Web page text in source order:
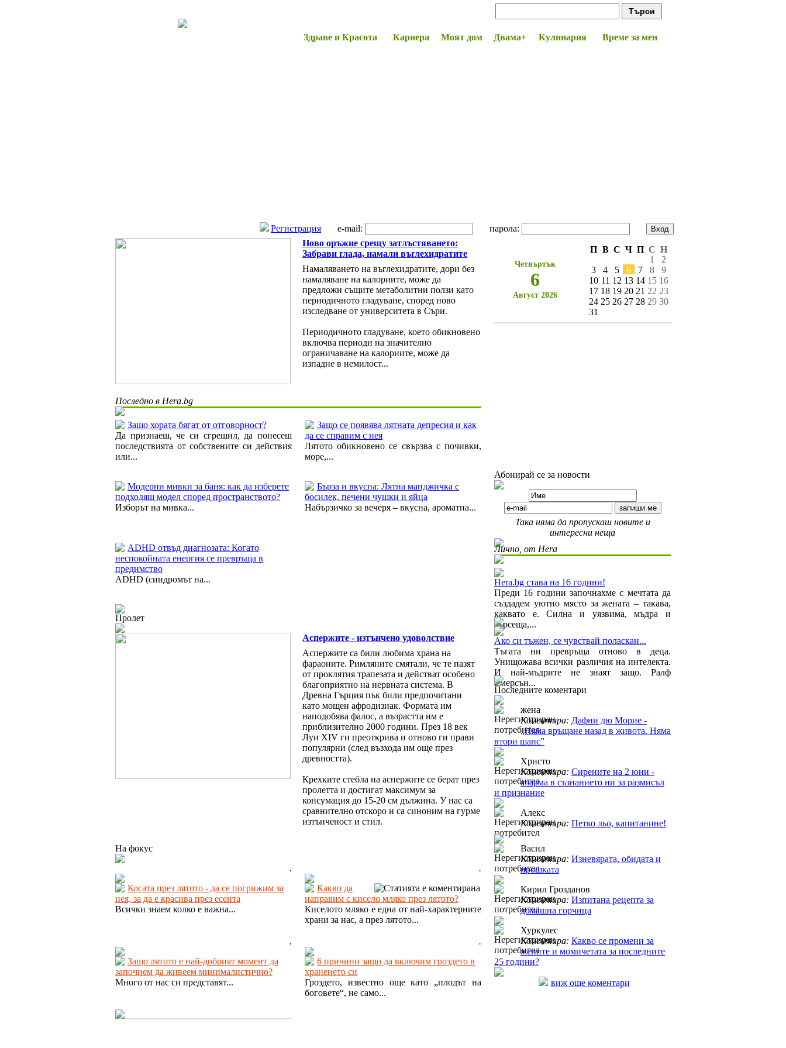
Здраве и Красота Кариера Моят дом Двама+ Кулинария Време за мен
Регистрация e-mail:
парола:
Ново оръжие срещу затлъстяването:
Забрави глада, намали въглехидратите
Намаляването на въглехидратите, дори без
намаляване на калориите, може да
предложи същите метаболитни ползи като
периодичното гладуване, според ново
изследване от университета в Съри.
Периодичното гладуване, което обикновено
включва периоди на значително
ограничаване на калориите, може да
изпадне в немилост...
Последно в Hera.bg
Защо хората бягат от отговорност?
Да признаеш, че си сгрешил, да понесеш
последствията от собствените си действия
или...
Защо се появява лятната депресия и как
да се справим с нея
Лятото обикновено се свързва с почивки,
море,...
Модерни мивки за баня: как да изберете
подходящ модел според пространството?
Изборът на мивка...
Бърза и вкусна: Лятна манджичка с
босилек, печени чушки и яйца
Набързичко за вечеря – вкусна, ароматна...
ADHD отвъд диагнозата: Когато
неспокойната енергия се превръща в
предимство
ADHD (синдромът на...
Пролет
Аспержите - изтънчено удоволствие
Аспержите са били любима храна на
фараоните. Римляните смятали, че те пазят
от проклятия трапезата и действат особено
благоприятно на нервната система. В
Древна Гърция пък били предпочитани
като мощен афродизиак. Формата им
наподобява фалос, а възрастта им е
приблизително 2000 години. През 18 век
Луи XIV ги преоткрива и отново ги прави
популярни (след възхода им още през
древността).
Крехките стебла на аспержите се берат през
пролетта и достигат максимум за
консумация до 15-20 см дължина. У нас са
сравнително отскоро и са синоним на гурме
изтънченост и стил.
На фокус
.
Косата през лятото - да се погрижим за
нея, за да е красива през есента
Всички знаем колко е важна...
.
Какво да
направим с кисело мляко през лятото?
Киселото мляко е една от най-характерните
храни за нас, а през лятото...
.
Защо лятото е най-добрият момент да
започнем да живеем минималистично?
Много от нас си представят...
.
6 причини защо да включим гроздето в
храненето си
Гроздето, известно още като „плодът на
боговете“, не само...
Четвъртък
6
Август 2026
П В С Ч П С Н
1
2
3
4 5 6 7 8
9
10 11 12 13 14 15 16
17 18 19 20 21 22 23
24 25 26 27 28 29 30
31
Абонирай се за новости
Така няма да пропускаш новите и
интересни неща
Лично, от Hera
Hera.bg става на 16 години!
Преди 16 години започнахме с мечтата да
създадем уютно място за жената – такава,
каквато е. Силна и уязвима, мъдра и
търсеща,...
Ако си тъжен, се чувствай поласкан...
Тъгата ни превръща отново в деца.
Унищожава всички различия на интелекта.
И най-мъдрите не знаят защо. Ралф
Емерсън...
Последните коментари
жена
Коментира: Дафни дю Морие -
„Няма връщане назад в живота. Няма
втори шанс”
Христо
Коментира: Сирените на 2 юни -
аларма в съзнанието ни за размисъл
и признание
Алекс
Коментира: Петко льо, капитанине!
Васил
Коментира: Изневярата, обидата и
прошката
Кирил Грозданов
Коментира: Изпитана рецепта за
домашна горчица
Хуркулес
Коментира: Какво се промени за
жените и момичетата за последните
25 години?
виж още коментари